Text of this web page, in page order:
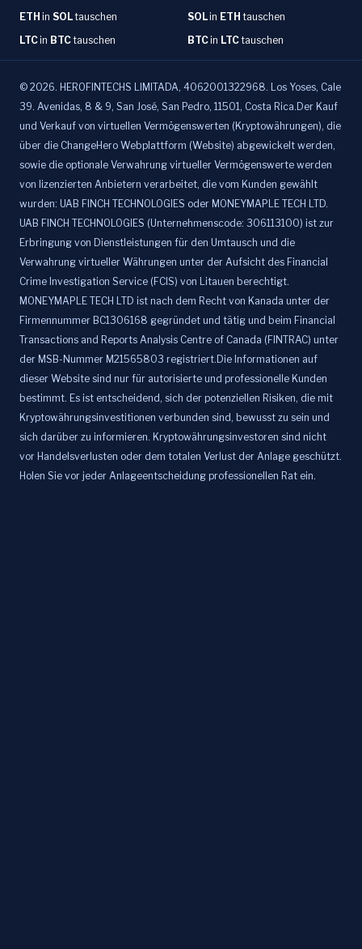
ETH in SOLtauschen SOLin ETH tauschen
LTCin BTCtauschen BTCin LTCtauschen
© 2026. HEROFINTECHS LIMITADA, 4062001322968. Los Yoses, Cale
39. Avenidas, 8 & 9, San José, San Pedro, 11501, Costa Rica.Der Kauf
und Verkauf von virtuellen Vermögenswerten (Kryptowährungen), die
über die ChangeHero Webplattform (Website) abgewickelt werden,
sowie die optionale Verwahrung virtueller Vermögenswerte werden
von lizenzierten Anbietern verarbeitet, die vom Kunden gewählt
wurden: UAB FINCH TECHNOLOGIES oder MONEYMAPLE TECH LTD.
UAB FINCH TECHNOLOGIES (Unternehmenscode: 306113100) ist zur
Erbringung von Dienstleistungen für den Umtausch und die
Verwahrung virtueller Währungen unter der Aufsicht des Financial
Crime Investigation Service (FCIS) von Litauen berechtigt.
MONEYMAPLE TECH LTD ist nach dem Recht von Kanada unter der
Firmennummer BC1306168 gegründet und tätig und beim Financial
Transactions and Reports Analysis Centre of Canada (FINTRAC) unter
der MSB-Nummer M21565803 registriert.Die Informationen auf
dieser Website sind nur für autorisierte und professionelle Kunden
bestimmt. Es ist entscheidend, sich der potenziellen Risiken, die mit
Kryptowährungsinvestitionen verbunden sind, bewusst zu sein und
sich darüber zu informieren. Kryptowährungsinvestoren sind nicht
vor Handelsverlusten oder dem totalen Verlust der Anlage geschützt.
Holen Sie vor jeder Anlageentscheidung professionellen Rat ein.